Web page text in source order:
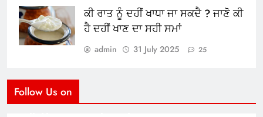
ਕੀ ਰਾਤ ਨੂੰ ਦਹੀਂ ਖਾਧਾ ਜਾ ਸਕਦੈ ? ਜਾਣੋ ਕੀ
ਹੈ ਦਹੀਂ ਖਾਣ ਦਾ ਸਹੀ ਸਮਾਂ
admin 31 July 2025 25
Follow Us on